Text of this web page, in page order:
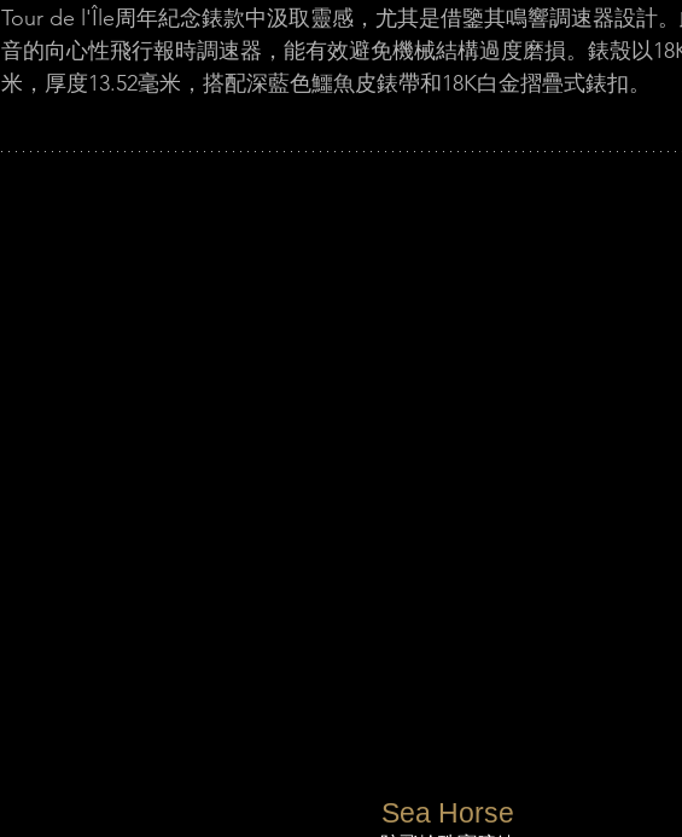
Tour de l'Île周年紀念錶款中汲取靈感，尤其是借鑒其鳴響調速器設計
音的向心性飛行報時調速器，能有效避免機械結構過度磨損。錶殼以
米，厚度13.52毫米，搭配深藍色鱷魚皮錶帶和18K白金摺疊式錶扣。
Sea Horse